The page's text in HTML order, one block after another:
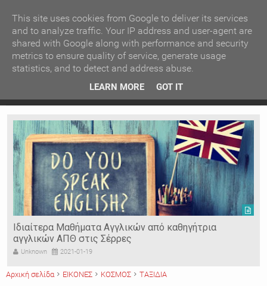
Κατερίνα Περιστέρη: «Οι εργασίες στον Τύμβο Καστά
Οικοδομικές κατασκευές - Δάπεδα ειδικών
απαιτήσεων "Νταλλακιάν"
Unknown 2020-10-02
Αρχική σελίδα ΕΙΚΟΝΕΣ ΚΟΣΜΟΣ ΤΑΞΙΔΙΑ
ΚΕΝΤΡΙΚΗ ΑΝΑ ΚΑΤΗΓΟΡΙΑ
ΕΙΔΗΣΕΙΣ ΑΝΑ ΠΕΡΙΟΧΗ
ΠΡΟΣΦΑΤΑ ΝΕΑ
Ν. ΣΕΡΡΩΝ Η ΓΗ ΜΑΣ
ΤΥΧΑΙΕΣ ΑΝΑΡΤΗΣΕΙΣ/ΑΡΘΡΑ
Serres Racing Circuit
Panserraikos FC
Ikaroi B.C.
This site uses cookies from Google to deliver its services
and to analyze traffic. Your IP address and user-agent are
shared with Google along with performance and security
metrics to ensure quality of service, generate usage
statistics, and to detect and address abuse.
LEARN MORE GOT IT